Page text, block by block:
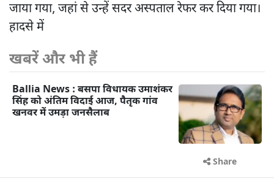
जाया गया, जहां से उन्हें सदर अस्पताल रेफर कर दिया गया।
हादसे में
खबरें और भी हैं
Ballia News : बसपा विधायक उमाशंकर
सिंह को अंतिम विदाई आज, पैतृक गांव
खनवर में उमड़ा जनसैलाब
Share